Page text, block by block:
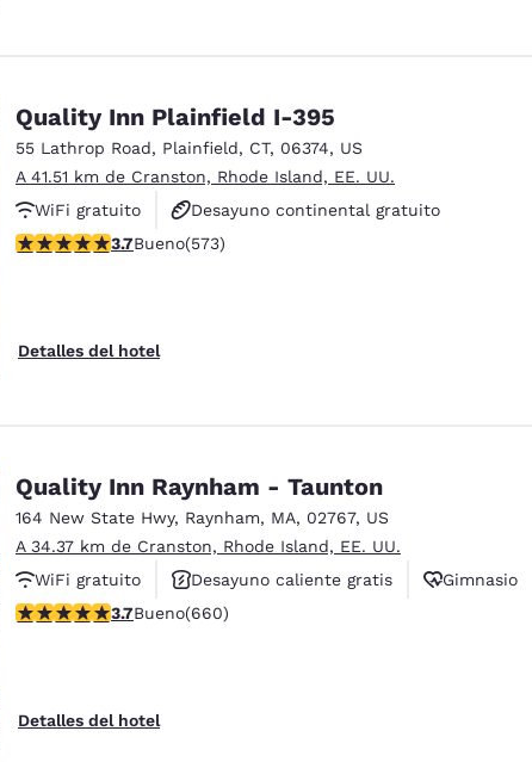
Quality Inn Plainfield I-395
55 Lathrop Road, Plainfield, CT, 06374, US
A 41.51 km de Cranston, Rhode Island, EE. UU.
WiFi gratuito
Desayuno continental gratuito
Desayuno caliente gratis
calificación de 3.68 estrellas. Bueno. 573 reseñas
3.7Bueno(573)
Detalles del hotel
Quality Inn Raynham - Taunton
164 New State Hwy, Raynham, MA, 02767, US
A 34.37 km de Cranston, Rhode Island, EE. UU.
WiFi gratuito
Desayuno caliente gratis
Gimnasio
calificación de 3.66 estrellas. Bueno. 660 reseñas
3.7Bueno(660)
Detalles del hotel